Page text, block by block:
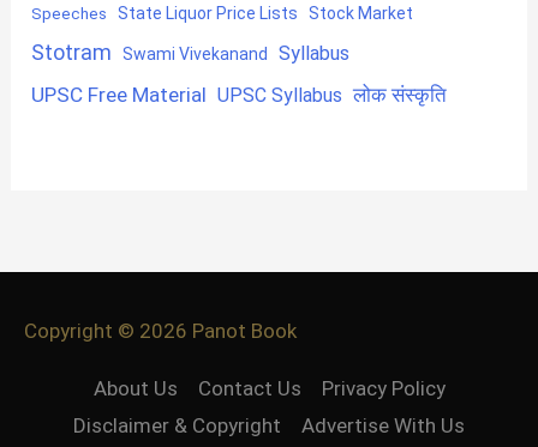
Speeches State Liquor Price Lists Stock Market
Stotram Swami Vivekanand Syllabus
UPSC Free Material UPSC Syllabus लोक संस्कृति
Copyright © 2026 Panot Book
About Us Contact Us
Privacy Policy
Disclaimer & Copyright
Advertise With Us